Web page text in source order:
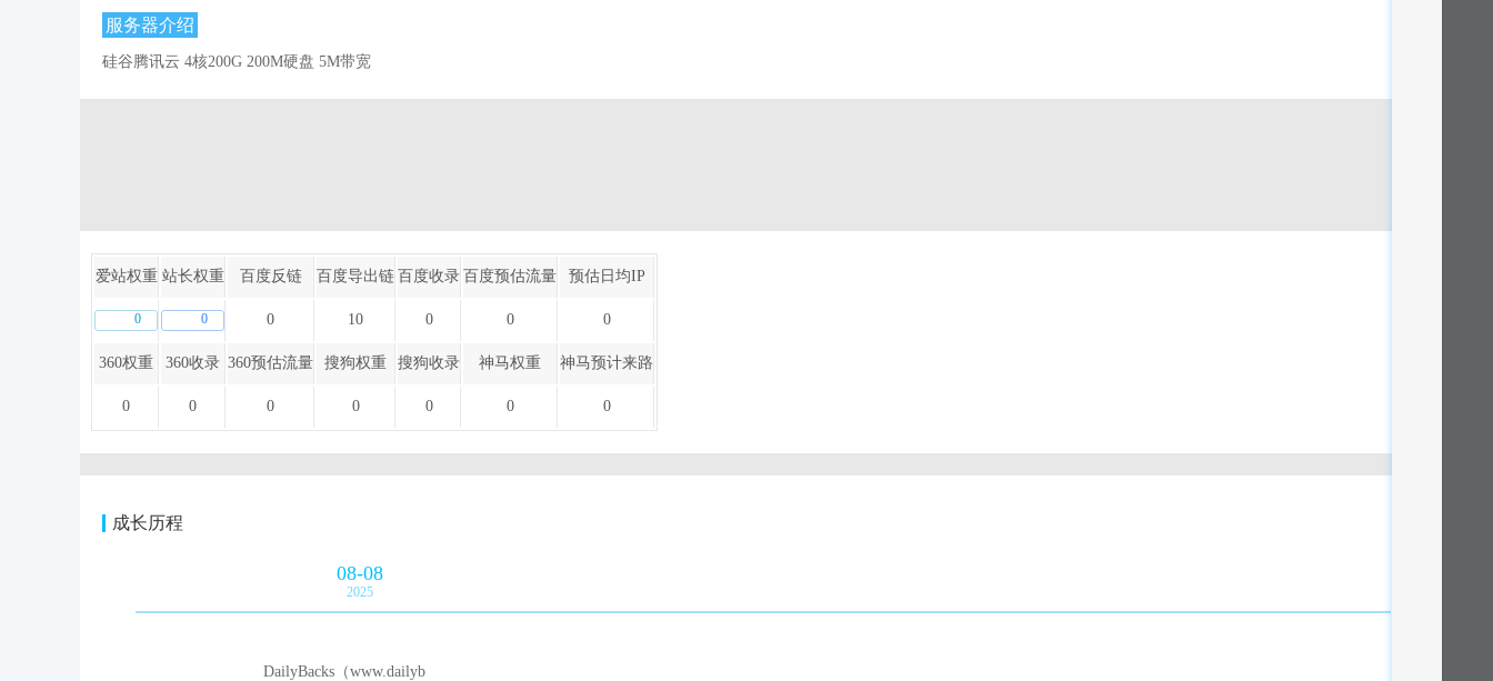
服务器介绍
硅谷腾讯云 4核200G 200M硬盘 5M带宽
爱站权重 站长权重 百度反链 百度导出链 百度收录 百度预估流量 预估日均IP
0 0 0 10 0 0 0
360权重 360收录 360预估流量 搜狗权重 搜狗收录 神马权重 神马预计来路
0 0 0 0 0 0 0
成长历程
08-08
2025
DailyBacks（www.dailyb